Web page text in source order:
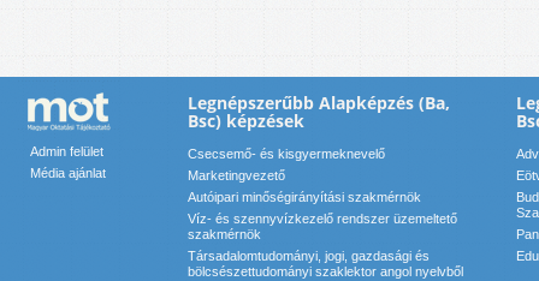
Admin felület
Média ajánlat
Legnépszerűbb Alapképzés (Ba,
Bsc) képzések
Csecsemő- és kisgyermeknevelő
Marketingvezető
Autóipari minőségirányítási szakmérnök
Víz- és szennyvízkezelő rendszer üzemeltető
szakmérnök
Társadalomtudományi, jogi, gazdasági és
bölcsészettudományi szaklektor angol nyelvből